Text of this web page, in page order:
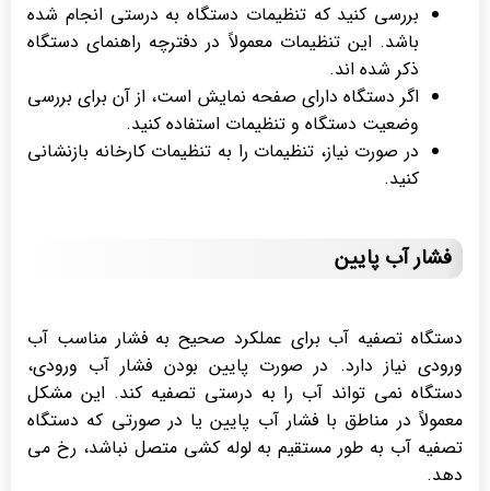
بررسی کنید که تنظیمات دستگاه به درستی انجام شده
باشد. این تنظیمات معمولاً در دفترچه راهنمای دستگاه
ذکر شده اند.
اگر دستگاه دارای صفحه نمایش است، از آن برای بررسی
وضعیت دستگاه و تنظیمات استفاده کنید.
در صورت نیاز، تنظیمات را به تنظیمات کارخانه بازنشانی
کنید.
فشار آب پایین
دستگاه تصفیه آب برای عملکرد صحیح به فشار مناسب آب
ورودی نیاز دارد. در صورت پایین بودن فشار آب ورودی،
دستگاه نمی تواند آب را به درستی تصفیه کند. این مشکل
معمولاً در مناطق با فشار آب پایین یا در صورتی که دستگاه
تصفیه آب به طور مستقیم به لوله کشی متصل نباشد، رخ می
دهد.